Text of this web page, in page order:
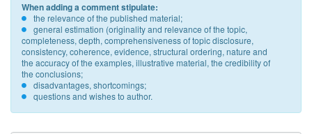
When adding a comment stipulate:
the relevance of the published material;
general estimation (originality and relevance of the topic,
completeness, depth, comprehensiveness of topic disclosure,
consistency, coherence, evidence, structural ordering, nature and
the accuracy of the examples, illustrative material, the credibility of
the conclusions;
disadvantages, shortcomings;
questions and wishes to author.